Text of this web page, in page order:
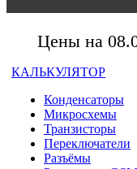
Цены на
КАЛЬКУЛЯТОР
Конденсаторы
Микросхемы
Транзисторы
Переключатели
Разъёмы